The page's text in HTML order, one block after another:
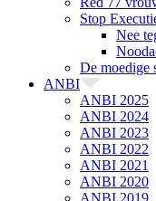
Stop
Nee
De moedige
ANBI
ANBI 2025
ANBI 2024
ANBI 2023
ANBI 2022
ANBI 2021
ANBI 2020
ANBI 2019